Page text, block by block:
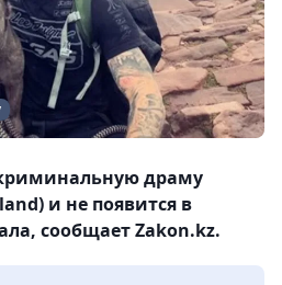
драму
и не появится в
сообщает Zakon.kz.